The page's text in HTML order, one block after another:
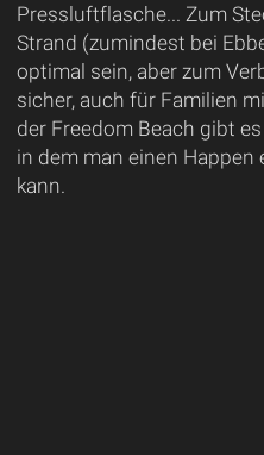
Pressluftflasche... Zum
Strand (zumindest bei
optimal sein, aber zum
sicher, auch für Familien
der Freedom Beach gibt
in dem man einen
kann.